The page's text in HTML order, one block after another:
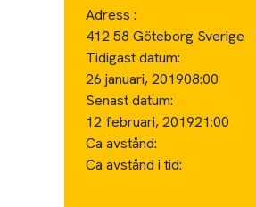
Adress :
412 58 Göteborg Sverige
Tidigast datum:
26 januari, 201908:00
Senast datum:
12 februari, 201921:00
Ca avstånd:
Ca avstånd i tid: